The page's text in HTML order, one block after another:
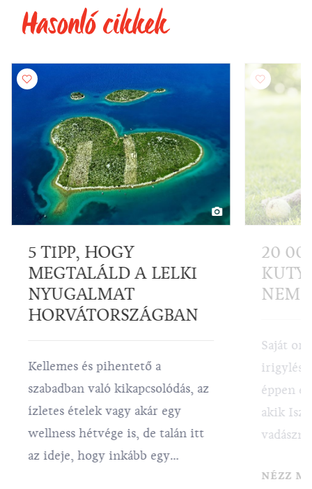
Hasonló cikkek
5 TIPP, HOGY
MEGTALÁLD A LELKI
NYUGALMAT
HORVÁTORSZÁGBAN
Kellemes és pihentető a
szabadban való kikapcsolódás, az
ízletes ételek vagy akár egy
wellness hétvége is, de talán itt
az ideje, hogy inkább egy
20
NEM
Saját
éppen
akik
világon,
NÉZZ